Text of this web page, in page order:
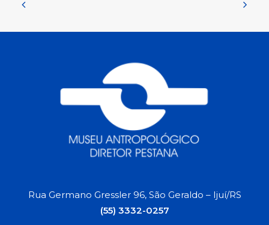
Rua Germano Gressler 96, São Geraldo – Ijuí/RS
(55) 3332-0257